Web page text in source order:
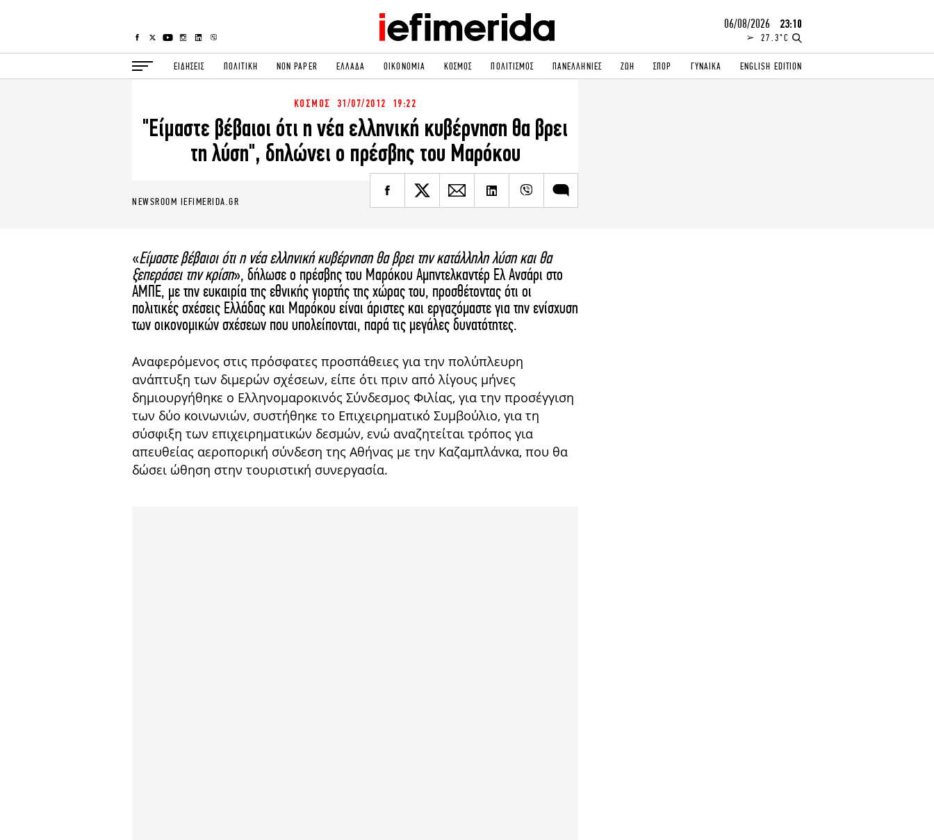
06/08/2026 23:10
27.3°C
ΕΙΔΗΣΕΙΣ ΠΟΛΙΤΙΚΗ NON PAPER ΕΛΛΑΔΑ ΟΙΚΟΝΟΜΙΑ ΚΟΣΜΟΣ ΠΟΛΙΤΙΣΜΟΣ ΠΑΝΕΛΛΗΝΙΕΣ ΖΩΗ ΣΠΟΡ ΓΥΝΑΙΚΑ ENGLISH EDITION
ΠΟΛΙΤΙΚΗ
ΟΙΚΟΝΟΜΙΑ
ΚΟΣΜΟΣ ΠΟΛΙΤΙΣΜΟΣ
ΣΠΟΡ ΓΥΝΑΙΚΑ
ΕΚΛΟΓΕΣ
DESIGN
EURO
PODCAST
NEWSLETTER
NEWSROOM IEFIMERIDA.GR
ΚΟΣΜΟΣ 31/07/2012 19:22
"Είμαστε βέβαιοι ότι η νέα ελληνική κυβέρνηση θα βρει
τη λύση", δηλώνει ο πρέσβης του Μαρόκου
«Είμαστε βέβαιοι ότι η νέα ελληνική κυβέρνηση θα βρει την κατάλληλη λύση και θα
ξεπεράσει την κρίση», δήλωσε ο πρέσβης του Μαρόκου Αμπντελκαντέρ Ελ Ανσάρι στο
ΑΜΠΕ, με την ευκαιρία της εθνικής γιορτής της χώρας του, προσθέτοντας ότι οι
πολιτικές σχέσεις Ελλάδας και Μαρόκου είναι άριστες και εργαζόμαστε για την ενίσχυση
των οικονομικών σχέσεων που υπολείπονται, παρά τις μεγάλες δυνατότητες.
Αναφερόμενος στις πρόσφατες προσπάθειες για την πολύπλευρη
ανάπτυξη των διμερών σχέσεων, είπε ότι πριν από λίγους μήνες
δημιουργήθηκε ο Ελληνομαροκινός Σύνδεσμος Φιλίας, για την προσέγγιση
των δύο κοινωνιών, συστήθηκε το Επιχειρηματικό Συμβούλιο, για τη
σύσφιξη των επιχειρηματικών δεσμών, ενώ αναζητείται τρόπος για
απευθείας αεροπορική σύνδεση της Αθήνας με την Καζαμπλάνκα, που θα
δώσει ώθηση στην τουριστική συνεργασία.